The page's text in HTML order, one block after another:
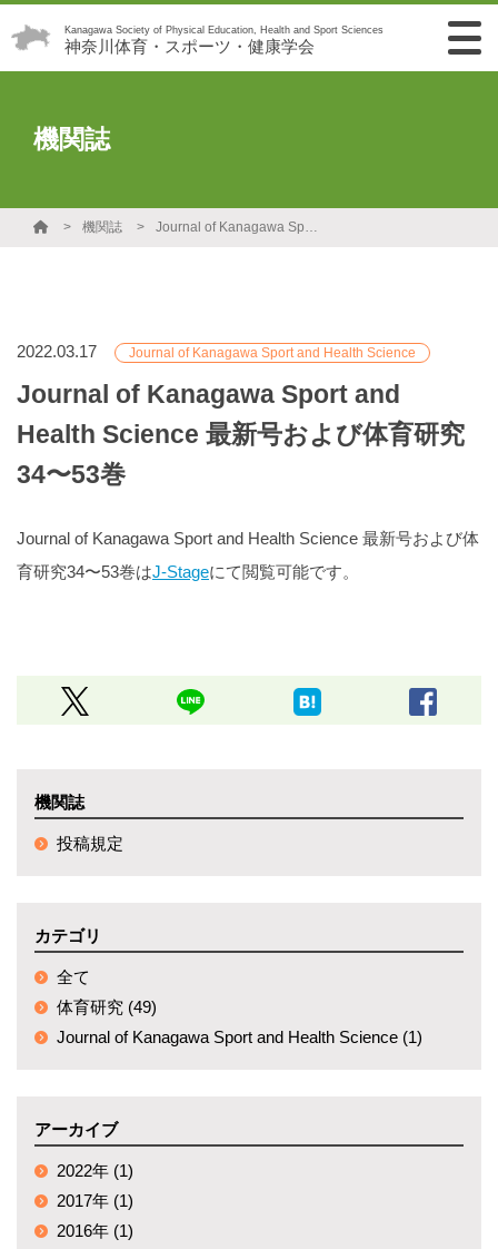
Kanagawa Society of Physical Education, Health and Sport Sciences
神奈川体育・スポーツ・健康学会
機関誌
機関誌 Journal of Kanagawa Sport and Health Science 最新号および体育研究34〜53巻
2022.03.17 Journal of Kanagawa Sport and Health Science
Journal of Kanagawa Sport and
Health Science 最新号および体育研究
34〜53巻
Journal of Kanagawa Sport and Health Science 最新号および体
育研究34〜53巻はJ-Stageにて閲覧可能です。
機関誌
投稿規定
カテゴリ
全て
体育研究 (49)
Journal of Kanagawa Sport and Health Science (1)
アーカイブ
2022年 (1)
2017年 (1)
2016年 (1)